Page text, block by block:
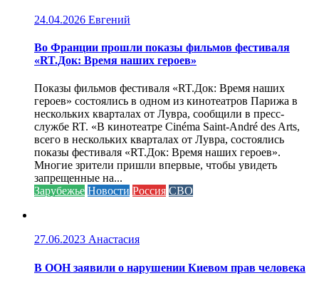
24.04.2026 Евгений
Во Франции прошли показы фильмов фестиваля
«RT.Док: Время наших героев»
Показы фильмов фестиваля «RT.Док: Время наших
героев» состоялись в одном из кинотеатров Парижа в
нескольких кварталах от Лувра, сообщили в пресс-
службе RT. «В кинотеатре Cinéma Saint-André des Arts,
всего в нескольких кварталах от Лувра, состоялись
показы фестиваля «RT.Док: Время наших героев».
Многие зрители пришли впервые, чтобы увидеть
запрещенные на...
Зарубежье Новости Россия СВО
27.06.2023 Анастасия
В ООН заявили о нарушении Киевом прав человека